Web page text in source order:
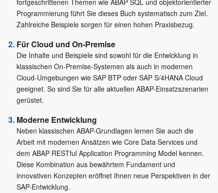
fortgeschrittenen Themen wie ABAP SQL und objektorientierter
Programmierung führt Sie dieses Buch systematisch zum Ziel.
Zahlreiche Beispiele sorgen für einen hohen Praxisbezug.
Für Cloud und On-Premise
Die Inhalte und Beispiele sind sowohl für die Entwicklung in
klassischen On-Premise-Systemen als auch in modernen
Cloud-Umgebungen wie SAP BTP oder SAP S/4HANA Cloud
geeignet. So sind Sie für alle aktuellen ABAP-Einsatzszenarien
gerüstet.
Moderne Entwicklung
Neben klassischen ABAP-Grundlagen lernen Sie auch die
Arbeit mit modernen Ansätzen wie Core Data Services und
dem ABAP RESTful Application Programming Model kennen.
Diese Kombination aus bewährtem Fundament und
innovativen Konzepten eröffnet Ihnen neue Perspektiven in der
SAP-Entwicklung.